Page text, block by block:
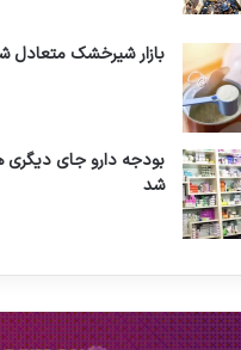
بازار شیرخشک متعادل
بودجه دارو جای دیگری
شد